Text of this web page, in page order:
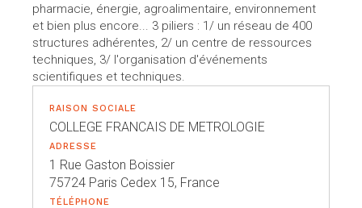
pharmacie, énergie, agroalimentaire, environnement
et bien plus encore... 3 piliers : 1/ un réseau de 400
structures adhérentes, 2/ un centre de ressources
techniques, 3/ l'organisation d'événements
scientifiques et techniques.
RAISON SOCIALE
COLLEGE FRANCAIS DE METROLOGIE
ADRESSE
1 Rue Gaston Boissier
75724 Paris Cedex 15, France
TÉLÉPHONE